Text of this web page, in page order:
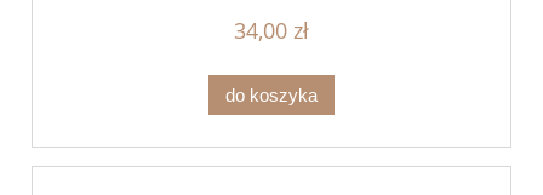
34,00 zł
do koszyka